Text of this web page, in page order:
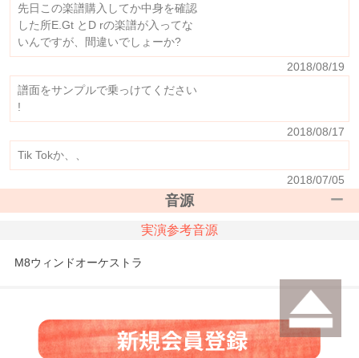
先日この楽譜購入してか中身を確認
した所E.Gt とD rの楽譜が入ってな
いんですが、間違いでしょーか?
2018/08/19
譜面をサンプルで乗っけてください
!
2018/08/17
Tik Tokか、、
2018/07/05
音源
実演参考音源
M8ウィンドオーケストラ